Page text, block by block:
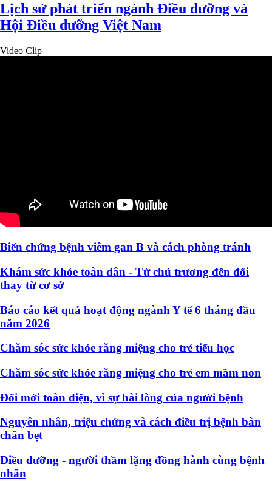
Lịch sử phát triển ngành Điều dưỡng và
Hội Điều dưỡng Việt Nam
Video Clip
Biến chứng bệnh viêm gan B và cách phòng tránh
Khám sức khỏe toàn dân - Từ chủ trương đến đổi
thay từ cơ sở
Báo cáo kết quả hoạt động ngành Y tế 6 tháng đầu
năm 2026
Chăm sóc sức khỏe răng miệng cho trẻ tiểu học
Chăm sóc sức khỏe răng miệng cho trẻ em mầm non
Đổi mới toàn diện, vì sự hài lòng của người bệnh
Nguyên nhân, triệu chứng và cách điều trị bệnh bàn
chân bẹt
Điều dưỡng - người thầm lặng đồng hành cùng bệnh
nhân